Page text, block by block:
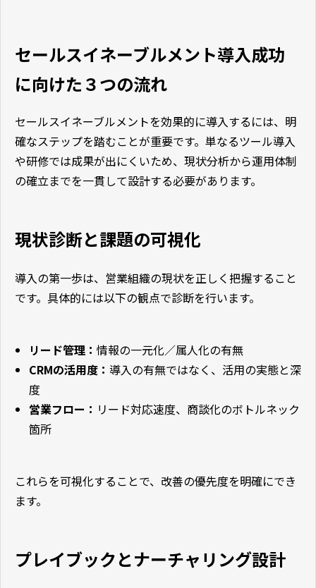
セールスイネーブルメント導入成功
に向けた３つの流れ
セールスイネーブルメントを効果的に導入するには、明
確なステップを踏むことが重要です。単なるツール導入
や研修では成果が出にくいため、現状分析から運用体制
の確立までを一貫して設計する必要があります。
現状診断と課題の可視化
導入の第一歩は、営業組織の現状を正しく把握すること
です。具体的には以下の観点で診断を行います。
リード管理： 情報の一元化／属人化の有無
CRMの活用度： 導入の有無ではなく、活用の実態と深
度
営業フロー： リード対応速度、商談化のボトルネック
箇所
これらを可視化することで、改善の優先度を明確にでき
ます。
プレイブックとナーチャリング設計